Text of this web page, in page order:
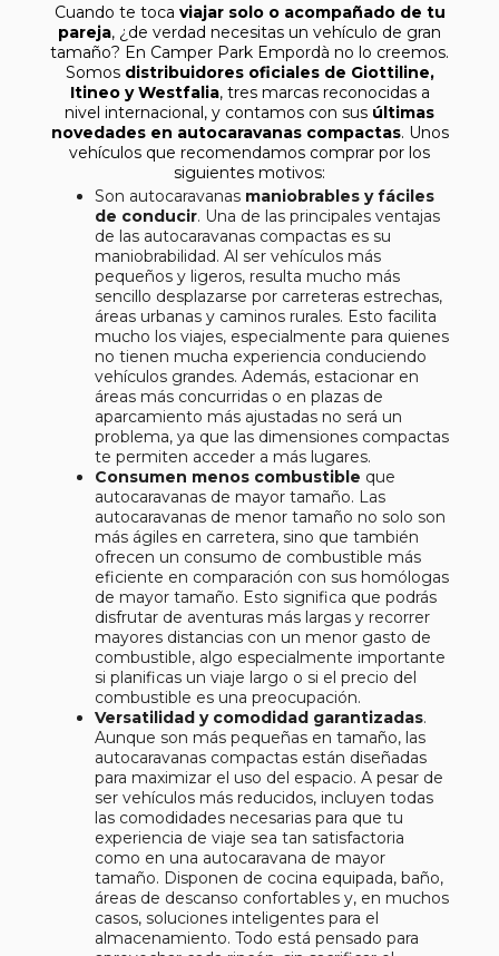
Cuando te toca viajar solo o acompañado de tu
pareja, ¿de verdad necesitas un vehículo de gran
tamaño? En Camper Park Empordà no lo creemos.
Somos distribuidores oficiales de Giottiline,
Itineo y Westfalia, tres marcas reconocidas a
nivel internacional, y contamos con sus últimas
novedades en autocaravanas compactas. Unos
vehículos que recomendamos comprar por los
siguientes motivos:
Son autocaravanas maniobrables y fáciles
de conducir. Una de las principales ventajas
de las autocaravanas compactas es su
maniobrabilidad. Al ser vehículos más
pequeños y ligeros, resulta mucho más
sencillo desplazarse por carreteras estrechas,
áreas urbanas y caminos rurales. Esto facilita
mucho los viajes, especialmente para quienes
no tienen mucha experiencia conduciendo
vehículos grandes. Además, estacionar en
áreas más concurridas o en plazas de
aparcamiento más ajustadas no será un
problema, ya que las dimensiones compactas
te permiten acceder a más lugares.
Consumen menos combustible que
autocaravanas de mayor tamaño. Las
autocaravanas de menor tamaño no solo son
más ágiles en carretera, sino que también
ofrecen un consumo de combustible más
eficiente en comparación con sus homólogas
de mayor tamaño. Esto significa que podrás
disfrutar de aventuras más largas y recorrer
mayores distancias con un menor gasto de
combustible, algo especialmente importante
si planificas un viaje largo o si el precio del
combustible es una preocupación.
Versatilidad y comodidad garantizadas.
Aunque son más pequeñas en tamaño, las
autocaravanas compactas están diseñadas
para maximizar el uso del espacio. A pesar de
ser vehículos más reducidos, incluyen todas
las comodidades necesarias para que tu
experiencia de viaje sea tan satisfactoria
como en una autocaravana de mayor
tamaño. Disponen de cocina equipada, baño,
áreas de descanso confortables y, en muchos
casos, soluciones inteligentes para el
almacenamiento. Todo está pensado para